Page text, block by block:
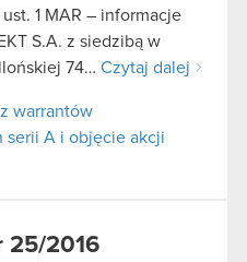
1 MAR – informacje
S.A. z siedzibą w
74… Czytaj dalej
warrantów
serii A i objęcie akcji
25/2016